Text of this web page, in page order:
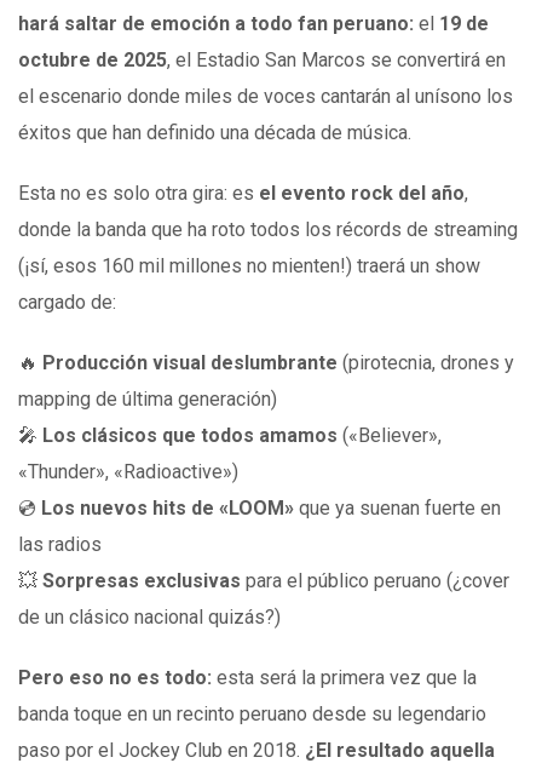
hará saltar de emoción a todo fan peruano: el 19 de
octubre de 2025, el Estadio San Marcos se convertirá en
el escenario donde miles de voces cantarán al unísono los
éxitos que han definido una década de música.
Esta no es solo otra gira: es el evento rock del año,
donde la banda que ha roto todos los récords de streaming
(¡sí, esos 160 mil millones no mienten!) traerá un show
cargado de:
🔥 Producción visual deslumbrante (pirotecnia, drones y
mapping de última generación)
🎤 Los clásicos que todos amamos («Believer»,
«Thunder», «Radioactive»)
💿 Los nuevos hits de «LOOM» que ya suenan fuerte en
las radios
💥 Sorpresas exclusivas para el público peruano (¿cover
de un clásico nacional quizás?)
Pero eso no es todo: esta será la primera vez que la
banda toque en un recinto peruano desde su legendario
paso por el Jockey Club en 2018. ¿El resultado aquella